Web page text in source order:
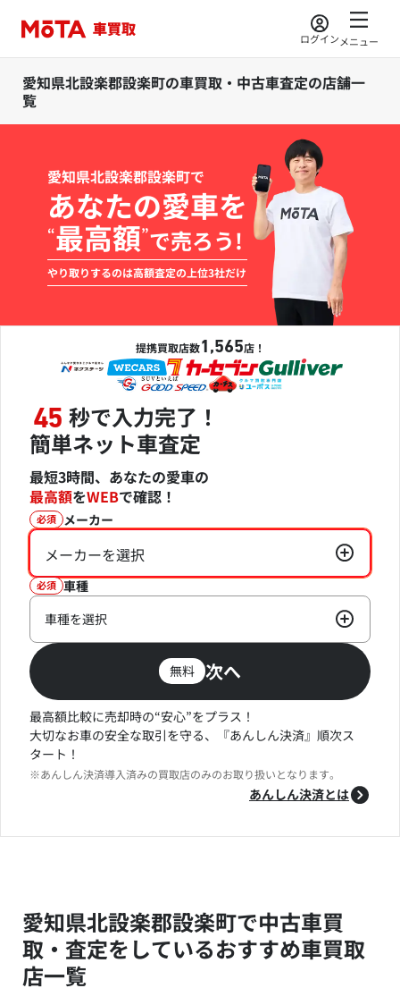
ログインメニュー
愛知県北設楽郡設楽町の車買取・中古車査定の店舗一
覧
愛知県北設楽郡設楽町で
あなたの愛車を
“最高額”で売ろう!
やり取りするのは高額査定の上位3社だけ
提携買取店数1,565店！
45 秒で入力完了！
簡単ネット車査定
最短3時間、あなたの愛車の
最高額をWEBで確認！
必須 メーカー
メーカーを選択
必須 車種
車種を選択
無料 次へ
最高額比較に売却時の“安心”をプラス！
大切なお車の安全な取引を守る、『あんしん決済』順次ス
タート！
※あんしん決済導入済みの買取店のみのお取り扱いとなります。
あんしん決済とは
愛知県北設楽郡設楽町で中古車買
取・査定をしているおすすめ車買取
店一覧